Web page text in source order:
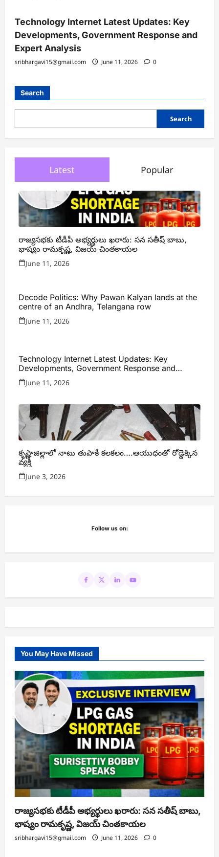
Technology Internet Latest Updates: Key
Developments, Government Response and
Expert Analysis
sribhargavi15@gmail.com June 11, 2026 0
Search
Search
Latest Popular
రాజ్యసభకు టీడీపీ అభ్యర్థులు ఖరారు: సన సతీష్ బాబు,
భాష్యం రామకృష్ణ, విజయ్ చింతకాయల
June 11, 2026
Decode Politics: Why Pawan Kalyan lands at the
centre of an Andhra, Telangana row
June 11, 2026
Technology Internet Latest Updates: Key
Developments, Government Response and
Expert Analysis
June 11, 2026
కృష్ణాజిల్లాలో నాటు తుపాకీ కలకలం….ఆయుధంతో రోడ్డెక్కిన
వ్యక్తి
June 3, 2026
Follow us on:
You May Have Missed
రాజ్యసభకు టీడీపీ అభ్యర్థులు ఖరారు: సన సతీష్ బాబు,
భాష్యం రామకృష్ణ, విజయ్ చింతకాయల
sribhargavi15@gmail.com June 11, 2026 0